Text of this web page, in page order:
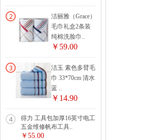
洁丽雅（Grace）
毛巾礼盒2条装
纯棉洗脸巾..
￥59.00
洁玉 素色多臂毛
巾 33*70cm 清水
蓝 ..
￥14.90
得力 工具包加厚16英寸电工
五金维修帆布工具..
￥55.00